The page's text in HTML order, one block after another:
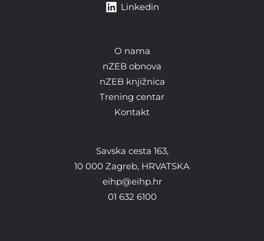
Linkedin
O nama
nZEB obnova
nZEB knjižnica
Trening centar
Kontakt
Savska cesta 163,
10 000 Zagreb, HRVATSKA
eihp@eihp.hr
01 632 6100